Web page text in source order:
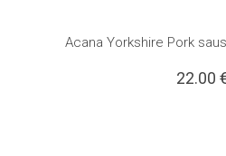
Acana Yorkshire Pork
22.00